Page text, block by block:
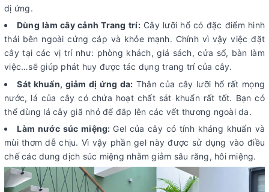
dị ứng.
Dùng làm cây cảnh Trang trí:Cây lưỡi hổ có đặc điểm hình
thái bên ngoài cứng cáp và khỏe mạnh. Chính vì vậy việc đặt
cây tại các vị trí như: phòng khách, giá sách, cửa sổ, bàn làm
việc…sẽ giúp phát huy được tác dụng trang trí của cây.
Sát khuẩn, giảm dị ứng da: Thân của cây lưỡi hổ rất mọng
nước, lá của cây có chứa hoạt chất sát khuẩn rất tốt. Bạn có
thể dùng lá cây giã nhỏ để đắp lên các vết thương ngoài da.
Làm nước súc miệng: Gel của cây có tính kháng khuẩn và
mùi thơm dễ chịu. Vì vậy phần gel này được sử dụng vào điều
chế các dung dịch súc miệng nhằm giảm sâu răng, hôi miệng.